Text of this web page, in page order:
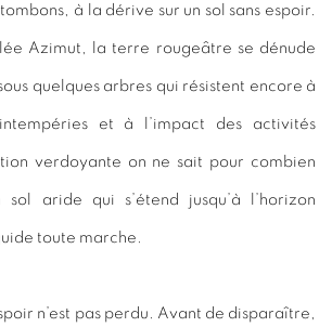
à la dérive sur un sol sans espoir.
Azimut, la terre rougeâtre se dénude
quelques arbres qui résistent encore à
et à l’impact des activités
verdoyante on ne sait pour combien
aride qui s’étend jusqu’à l’horizon
toute marche.
n’est pas perdu. Avant de disparaître,